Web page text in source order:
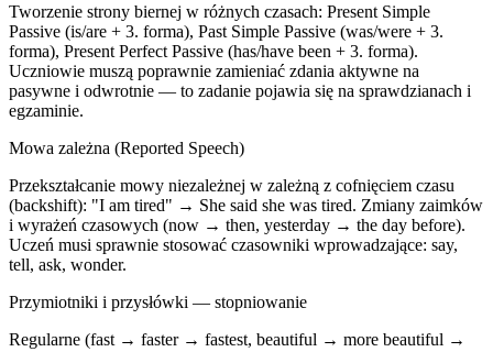
Tworzenie strony biernej w różnych czasach: Present Simple
Passive (is/are + 3. forma), Past Simple Passive (was/were + 3.
forma), Present Perfect Passive (has/have been + 3. forma).
Uczniowie muszą poprawnie zamieniać zdania aktywne na
pasywne i odwrotnie — to zadanie pojawia się na sprawdzianach i
egzaminie.
Mowa zależna (Reported Speech)
Przekształcanie mowy niezależnej w zależną z cofnięciem czasu
(backshift): "I am tired" → She said she was tired. Zmiany zaimków
i wyrażeń czasowych (now → then, yesterday → the day before).
Uczeń musi sprawnie stosować czasowniki wprowadzające: say,
tell, ask, wonder.
Przymiotniki i przysłówki — stopniowanie
Regularne (fast → faster → fastest, beautiful → more beautiful →